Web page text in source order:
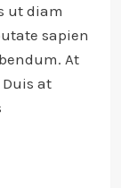
ut diam
sapien
At
at